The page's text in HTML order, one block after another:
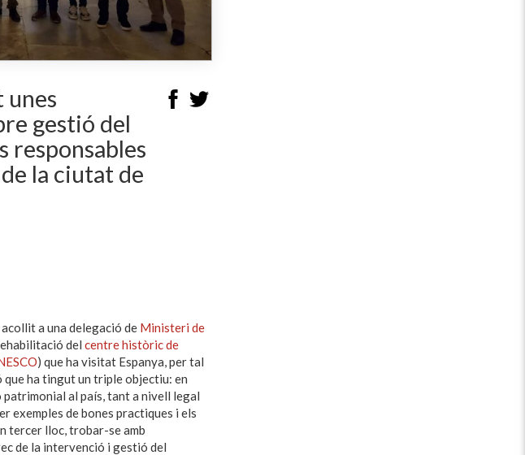
unes
gestió del
responsables
la ciutat de
a una delegació de Ministeri de
del centre històric de
) que ha visitat Espanya, per tal
ha tingut un triple objectiu: en
al país, tant a nivell legal
exemples de bones practiques i els
tercer lloc, trobar-se amb
de la intervenció i gestió del